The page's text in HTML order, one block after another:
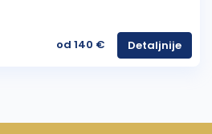
od 140 € Detaljnije